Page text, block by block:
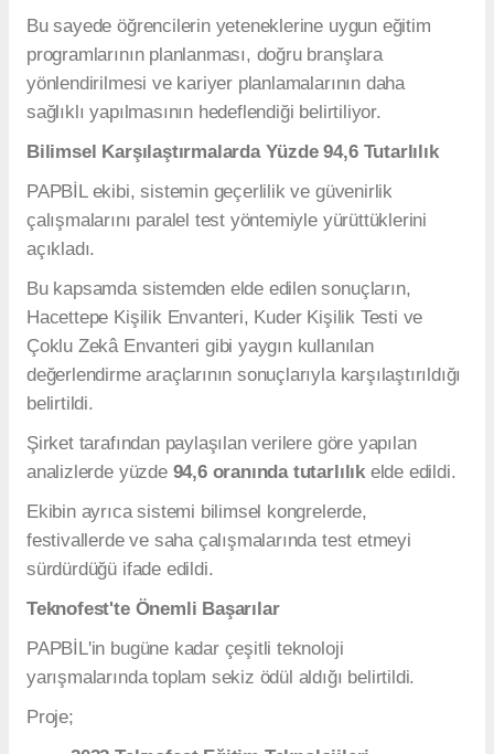
Bu sayede öğrencilerin yeteneklerine uygun eğitim
programlarının planlanması, doğru branşlara
yönlendirilmesi ve kariyer planlamalarının daha
sağlıklı yapılmasının hedeflendiği belirtiliyor.
Bilimsel Karşılaştırmalarda Yüzde 94,6 Tutarlılık
PAPBİL ekibi, sistemin geçerlilik ve güvenirlik
çalışmalarını paralel test yöntemiyle yürüttüklerini
açıkladı.
Bu kapsamda sistemden elde edilen sonuçların,
Hacettepe Kişilik Envanteri, Kuder Kişilik Testi ve
Çoklu Zekâ Envanteri gibi yaygın kullanılan
değerlendirme araçlarının sonuçlarıyla karşılaştırıldığı
belirtildi.
Şirket tarafından paylaşılan verilere göre yapılan
analizlerde yüzde 94,6 oranında tutarlılıkelde edildi.
Ekibin ayrıca sistemi bilimsel kongrelerde,
festivallerde ve saha çalışmalarında test etmeyi
sürdürdüğü ifade edildi.
Teknofest'te Önemli Başarılar
PAPBİL'in bugüne kadar çeşitli teknoloji
yarışmalarında toplam sekiz ödül aldığı belirtildi.
Proje;